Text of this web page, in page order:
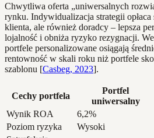
Chwytliwa oferta „uniwersalnych
rynku. Indywidualizacja strategii
klienta, ale również doradcy – lepsza
lojalność i obniża ryzyko rezygnacji.
portfele personalizowane osiągają
rentowność w skali roku niż portfele
szablonu [Casbeg, 2023].
Cechy portfela
Portfel
uniwersalny
Wynik ROA
6,2%
Poziom ryzyka
Wysoki